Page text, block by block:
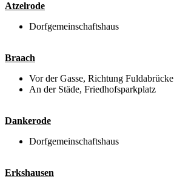
Atzelrode
Dorfgemeinschaftshaus
Braach
Vor der Gasse, Richtung Fuldabrücke
An der Städe, Friedhofsparkplatz
Dankerode
Dorfgemeinschaftshaus
Erkshausen